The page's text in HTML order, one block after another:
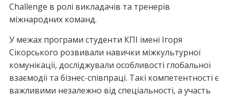
Challenge в ролі викладачів та тренерів
міжнародних команд.
У межах програми студенти КПІ імені Ігоря
Сікорського розвивали навички міжкультурної
комунікації, досліджували особливості глобальної
взаємодії та бізнес-співпраці. Такі компетентності є
важливими незалежно від спеціальності, а участь